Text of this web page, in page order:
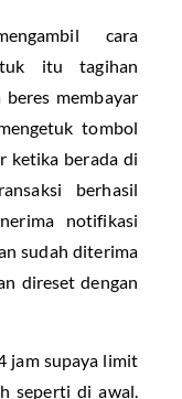
cara
itu tagihan
beres membayar
tombol
ketika berada di
berhasil
notifikasi
sudah diterima
direset dengan
jam supaya limit
seperti di awal.